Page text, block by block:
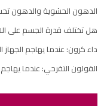
الدهون الحشوية والدهون تحت
هل تختلف قدرة الجسم على
داء كرون: عندما يهاجم
القولون التقرحي: عندما